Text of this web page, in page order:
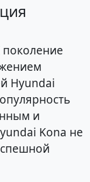
Hyundai
и
Kona не